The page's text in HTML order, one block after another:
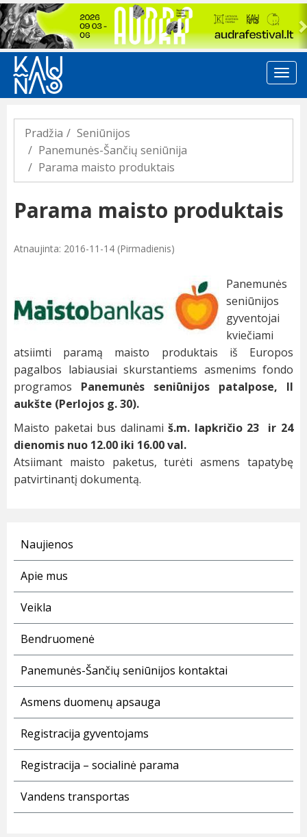
Previous
Pradžia
Seniūnijos
Panemunės-Šančių seniūnija
Parama maisto produktais
Parama maisto produktais
Atnaujinta: 2016-11-14 (Pirmadienis)
Panemunės
seniūnijos
gyventojai
kviečiami
atsiimti paramą maisto produktais iš Europos
pagalbos labiausiai skurstantiems asmenims fondo
programos Panemunės seniūnijos patalpose, II
aukšte (Perlojos g. 30).
Maisto paketai bus dalinamiš.m. lapkričio 23 ir 24
dienomis nuo 12.00 iki 16.00 val.
Atsiimant maisto paketus, turėti asmens tapatybę
patvirtinantį dokumentą.
Naujienos
Apie mus
Veikla
Bendruomenė
Panemunės-Šančių seniūnijos kontaktai
Asmens duomenų apsauga
Registracija gyventojams
Registracija – socialinė parama
Vandens transportas